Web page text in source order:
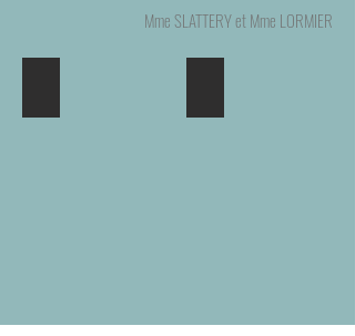
Mme SLATTERY et Mme LORMIER